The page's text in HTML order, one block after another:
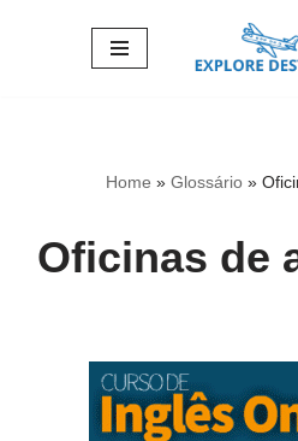
Home » Glossário»
Oficinas de